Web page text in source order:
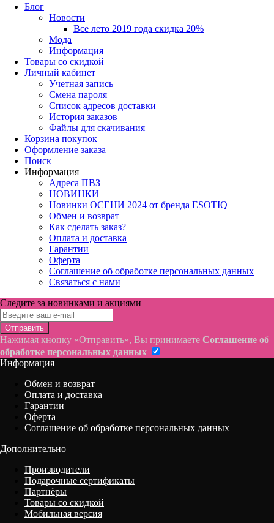
Блог
Новости
Все лето 2019 года скидка 20%
Мода
Информация
Товары со скидкой
Личный кабинет
Учетная запись
Смена пароля
Список адресов доставки
История заказов
Файлы для скачивания
Корзина покупок
Оформление заказа
Поиск
Информация
Адреса ПВЗ
НОВИНКИ
Новинки ОСЕНИ 2024 от бренда ESOTIQ
Обмен и возврат
Как сделать заказ?
Оплата и доставка
Гарантии
Оферта
Соглашение об обработке персональных данных
Связаться с нами
Следите за новинками и акциями
Отправить
Нажимая кнопку «Отправить», Вы принимаете Соглашение об
обработке персональных данных
Информация
Обмен и возврат
Оплата и доставка
Гарантии
Оферта
Соглашение об обработке персональных данных
Дополнительно
Производители
Подарочные сертификаты
Партнёры
Товары со скидкой
Мобильная версия